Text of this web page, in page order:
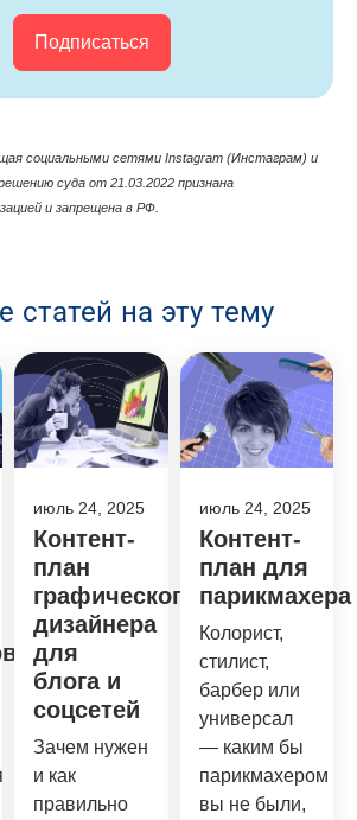
Подписаться
cоциальными сетями Instagram (Инстаграм) и
суда от 21.03.2022 признана
и запрещена в РФ.
статей на эту тему
июль 24, 2025
Контент-
план
графического
дизайнера
для
блога и
соцсетей
Зачем нужен
и как
правильно
июль 24, 2025
Контент-
план для
парикмахера
Колорист,
стилист,
барбер или
универсал
— каким бы
парикмахером
вы не были,